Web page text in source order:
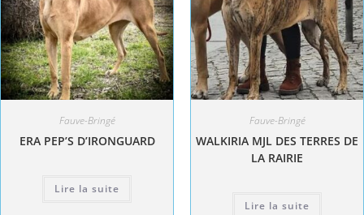
Fauve-Bringé
ERA PEP’S D’IRONGUARD
Lire la suite
Fauve-Bringé
WALKIRIA MJL DES TERRES DE
LA RAIRIE
Lire la suite